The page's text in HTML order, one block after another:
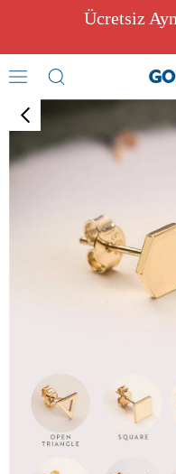
Ücretsiz
Figürlü Küpeler